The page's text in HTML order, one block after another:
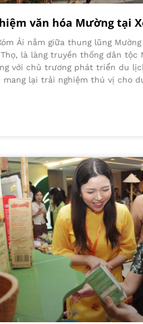
văn hóa Mường tại
Ải nằm giữa thung lũng
là làng truyền thống dân tộc
với chủ trương phát triển du
mang lại trải nghiệm thú vị cho